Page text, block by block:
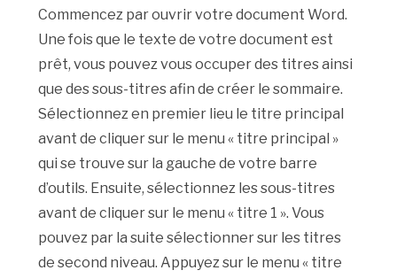
Commencez par ouvrir votre document Word.
Une fois que le texte de votre document est
prêt, vous pouvez vous occuper des titres ainsi
que des sous-titres afin de créer le sommaire.
Sélectionnez en premier lieu le titre principal
avant de cliquer sur le menu « titre principal »
qui se trouve sur la gauche de votre barre
d’outils. Ensuite, sélectionnez les sous-titres
avant de cliquer sur le menu « titre 1 ». Vous
pouvez par la suite sélectionner sur les titres
de second niveau. Appuyez sur le menu « titre